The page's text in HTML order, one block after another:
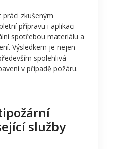
zkušeným
přípravu i aplikaci
spotřebou materiálu a
Výsledkem je nejen
spolehlivá
v případě požáru.
služby